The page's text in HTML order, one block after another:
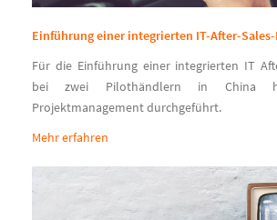
Einführung einer integrierten IT-After-
Für die Einführung einer integrierten IT
bei zwei Pilothändlern in China
Projektmanagement durchgeführt.
Mehr erfahren